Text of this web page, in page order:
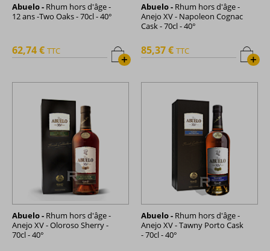
Abuelo - Rhum hors d'âge -
12 ans -Two Oaks - 70cl - 40°
+
62,74 € TTC
Abuelo - Rhum hors d'âge -
Anejo XV - Napoleon Cognac
Cask - 70cl - 40°
+
85,37 € TTC
Abuelo - Rhum hors d'âge -
Anejo XV - Oloroso Sherry -
70cl - 40°
Abuelo - Rhum hors d'âge -
Anejo XV - Tawny Porto Cask
- 70cl - 40°